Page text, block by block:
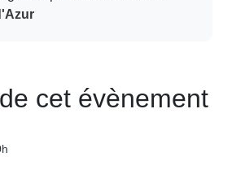
cet évènement